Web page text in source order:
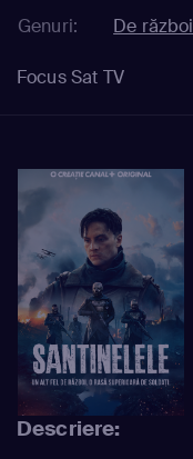
Genuri: De război
Focus Sat TV
Descriere: